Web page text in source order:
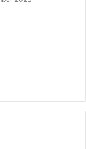
og find ud af
og